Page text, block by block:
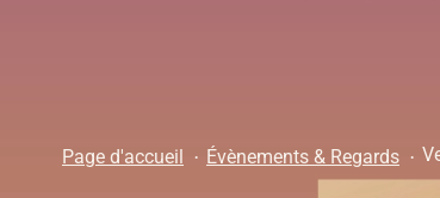
Page d'accueil Évènements & Regards